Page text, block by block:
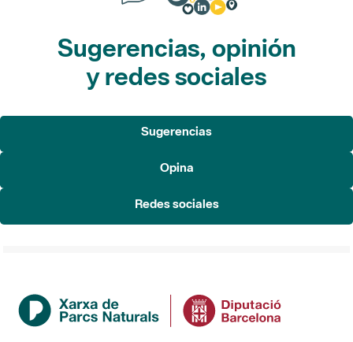
Sugerencias, opinión
y redes sociales
Sugerencias
Opina
Redes sociales